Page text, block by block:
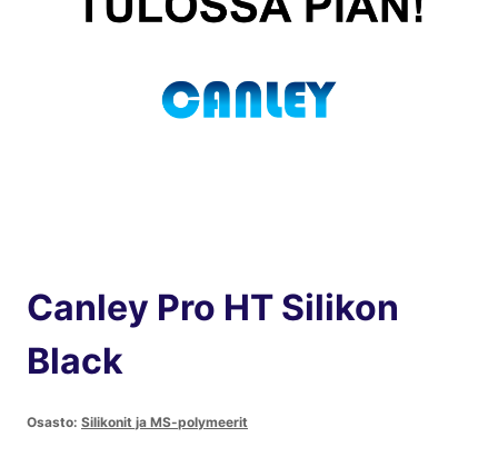
Canley Pro HT Silikon
Black
Osasto: Silikonit ja MS-polymeerit